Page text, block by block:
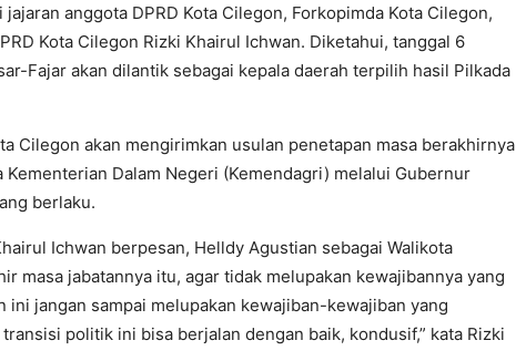
anggota DPRD Kota Cilegon, Forkopimda Kota Cilegon,
Kota Cilegon Rizki Khairul Ichwan. Diketahui, tanggal 6
Fajar akan dilantik sebagai kepala daerah terpilih hasil Pilkada
Cilegon akan mengirimkan usulan penetapan masa berakhirnya
Kementerian Dalam Negeri (Kemendagri) melalui Gubernur
berlaku.
Ichwan berpesan, Helldy Agustian sebagai Walikota
masa jabatannya itu, agar tidak melupakan kewajibannya yang
ini jangan sampai melupakan kewajiban-kewajiban yang
politik ini bisa berjalan dengan baik, kondusif,” kata Rizki